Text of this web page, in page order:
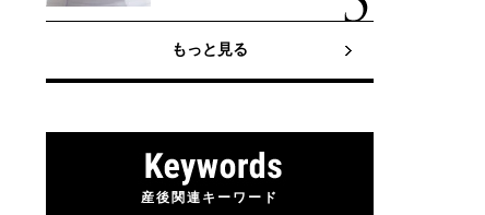
もっと見る
産後関連キーワード